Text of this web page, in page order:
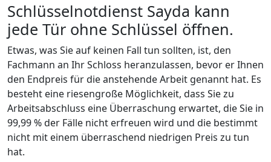
Schlüsselnotdienst Sayda kann
jede Tür ohne Schlüssel öffnen.
Etwas, was Sie auf keinen Fall tun sollten, ist, den
Fachmann an Ihr Schloss heranzulassen, bevor er Ihnen
den Endpreis für die anstehende Arbeit genannt hat. Es
besteht eine riesengroße Möglichkeit, dass Sie zu
Arbeitsabschluss eine Überraschung erwartet, die Sie in
99,99 % der Fälle nicht erfreuen wird und die bestimmt
nicht mit einem überraschend niedrigen Preis zu tun
hat.